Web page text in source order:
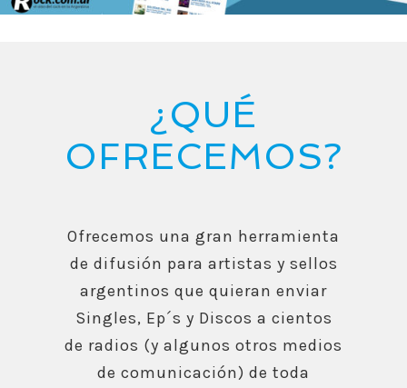
¿QUÉ
OFRECEMOS?
Ofrecemos una gran herramienta
de difusión para artistas y sellos
argentinos que quieran enviar
Singles, Ep´s y Discos a cientos
de radios (y algunos otros medios
de comunicación) de toda